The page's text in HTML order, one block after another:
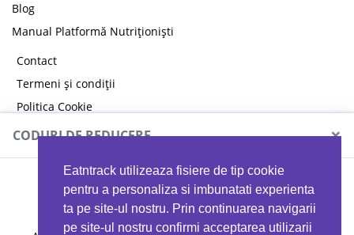
Eatntrack utilizeaza fisiere de tip cookie
pentru a personaliza si imbunatati experienta
ta pe site-ul nostru. Prin continuarea navigarii
pe site-ul nostru confirmi acceptarea utilizarii
Blog
Manual Platformă Nutriționiști
Contact
Termeni și condiții
Politica Cookie
Politica de confidențialitate
CODURI DE REDUCERE ×
MYPROTEIN